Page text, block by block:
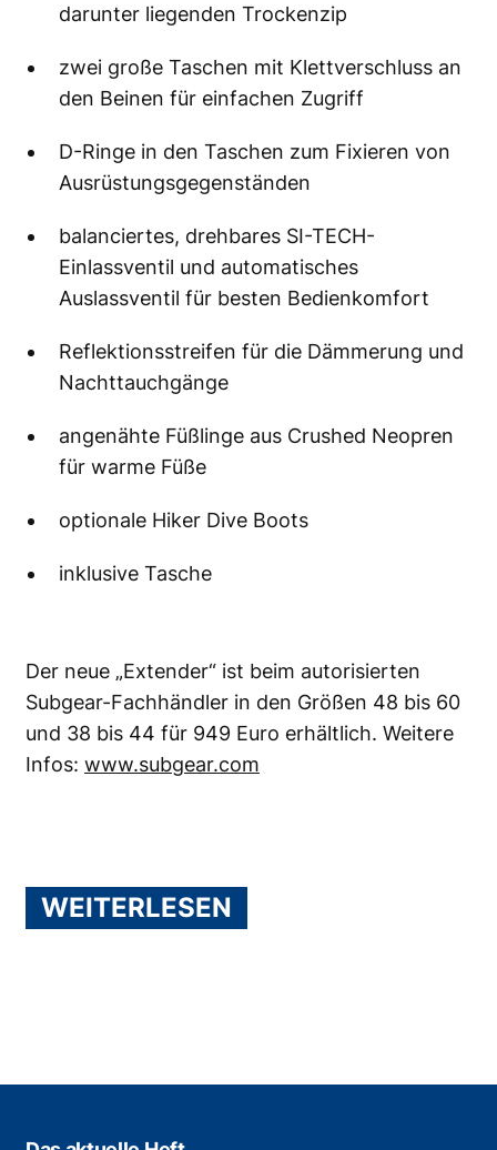
darunter liegenden Trockenzip
zwei große Taschen mit Klettverschluss an
den Beinen für einfachen Zugriff
D-Ringe in den Taschen zum Fixieren von
Ausrüstungsgegenständen
balanciertes, drehbares SI-TECH-
Einlassventil und automatisches
Auslassventil für besten Bedienkomfort
Reflektionsstreifen für die Dämmerung und
Nachttauchgänge
angenähte Füßlinge aus Crushed Neopren
für warme Füße
optionale Hiker Dive Boots
inklusive Tasche
Der neue „Extender“ ist beim autorisierten
Subgear-Fachhändler in den Größen 48 bis 60
und 38 bis 44 für 949 Euro erhältlich. Weitere
Infos: www.subgear.com
WEITERLESEN